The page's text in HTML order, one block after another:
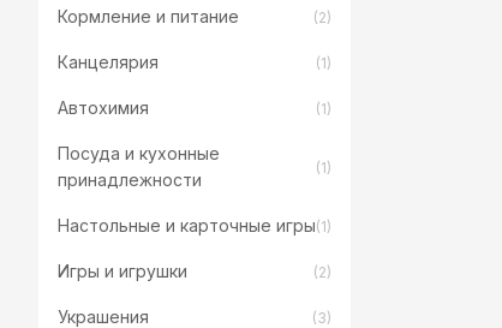
Кормление и питание (2)
Канцелярия (1)
Автохимия (1)
Посуда и кухонные
принадлежности
(1)
Настольные и карточные игры(1)
Игры и игрушки (2)
Украшения (3)